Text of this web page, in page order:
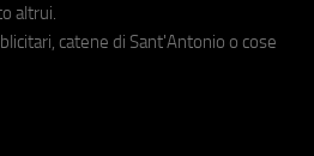
altrui.
catene di Sant'Antonio o cose